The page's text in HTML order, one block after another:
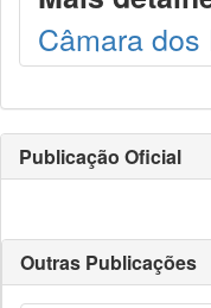
Câmara
Publicação Oficial
Outras Publicações